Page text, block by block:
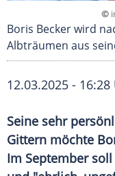
©
Boris Becker wird
Albträumen aus
12.03.2025 - 16:28
Seine sehr
Gittern möchte
Im September